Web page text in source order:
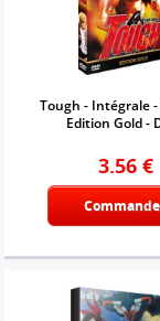
Tough - Intégrale -
Edition Gold -
3.56 €